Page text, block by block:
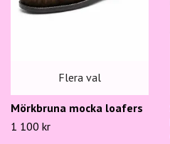
Flera val
Mörkbruna mocka loafers
1 100 kr